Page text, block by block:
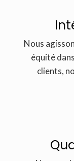
Nous
équité
clients,